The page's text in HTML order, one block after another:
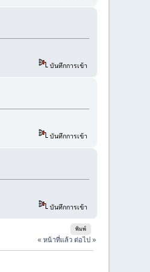
บันทึกการเข้า
บันทึกการเข้า
บันทึกการเข้า
พิมพ์
« หน้าที่แล้ว ต่อไป »